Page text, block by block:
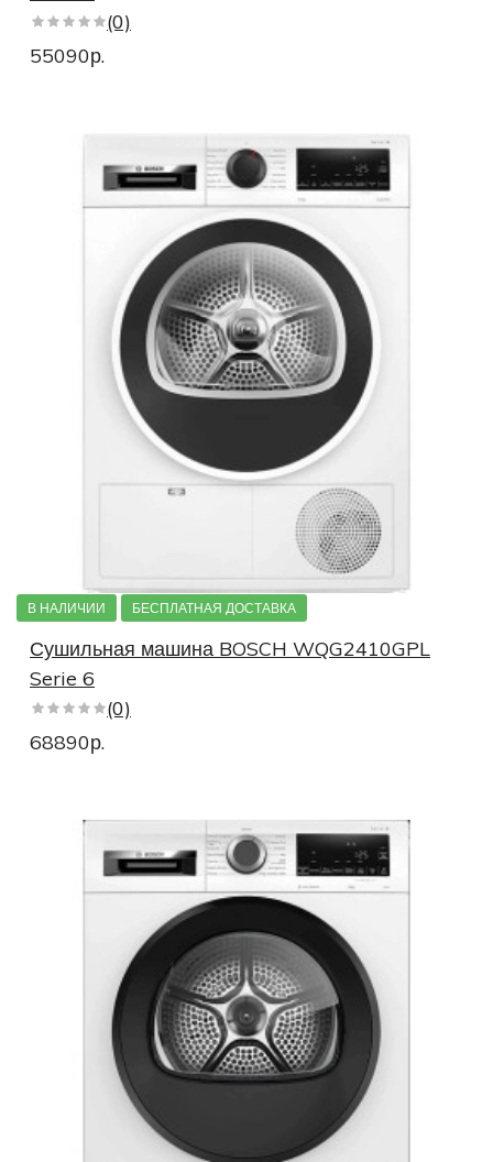
(0)
55090р.
В НАЛИЧИИ БЕСПЛАТНАЯ ДОСТАВКА
Сушильная машина BOSCH WQG2410GPL
Serie 6
(0)
68890р.